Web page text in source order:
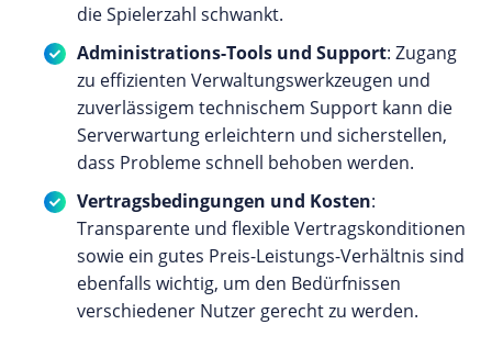
die Spielerzahl schwankt.
Administrations-Tools und Support: Zugang
zu effizienten Verwaltungswerkzeugen und
zuverlässigem technischem Support kann die
Serverwartung erleichtern und sicherstellen,
dass Probleme schnell behoben werden.
Vertragsbedingungen und Kosten:
Transparente und flexible Vertragskonditionen
sowie ein gutes Preis-Leistungs-Verhältnis sind
ebenfalls wichtig, um den Bedürfnissen
verschiedener Nutzer gerecht zu werden.